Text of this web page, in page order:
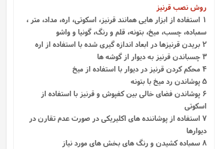
روش نصب قرنیز
1 استفاده از ابزار هایی همانند قرنیز، اسکوتی، اره، مداد، متر ،
سمباده، چسب، میخ، بتونه، قلم و رنگ، گونیا و واشو
2 بریدن قرنیزها در ابعاد اندازه گیری شده با استفاده از اره
3 چسباندن قرنیز به دیوار از گوشه ها
4 محکم کردن قرنیز در دیوار با استفاده از میخ
5 پوشاندن رد میخ با بتونه
6 پوشاندن فضای خالی بین کفپوش و قرنیز با استفاده از
اسکوتی
7 استفاده از پوشاننده‌ های اکلیریکی در صورت عدم تقارن در
دیوارها
8 سمباده کشیدن و رنگ های بخش های مورد نیاز